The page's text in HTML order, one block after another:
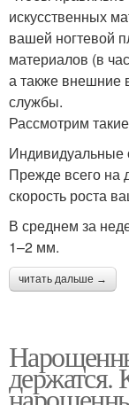
искусственных
вашей ногтевой
материалов (в
а также внешние
службы.
Рассмотрим
Индивидуальные
Прежде всего на
скорость роста
В среднем за
1–2 мм.
читать дальше →
держатся.